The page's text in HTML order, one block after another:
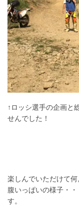
↑ロッシ選手の企画と
せんでした！
楽しんでいただけて
腹いっぱいの様子・
す。